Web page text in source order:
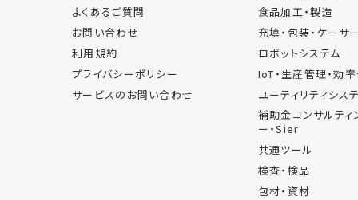
よくあるご質問
お問い合わせ
利用規約
プライバシーポリシー
サービスのお問い合わせ
食品加工・製造
充填・包装・ケーサ
ロボットシステム
IoT・生産管理・効
ユーティリティシス
補助金コンサルティ
ー・Sier
共通ツール
検査・検品
包材・資材